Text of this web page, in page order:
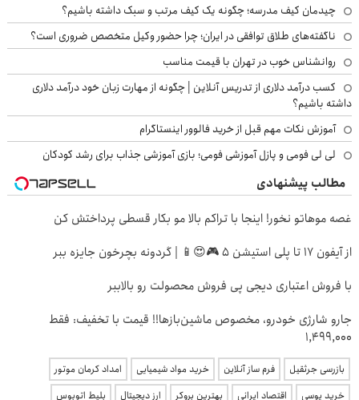
چیدمان کیف مدرسه؛ چگونه یک کیف مرتب و سبک داشته باشیم؟
ناگفته‌های طلاق توافقی در ایران؛ چرا حضور وکیل متخصص ضروری است؟
روانشناس خوب در تهران با قیمت مناسب
کسب درآمد دلاری از تدریس آنلاین | چگونه از مهارت زبان خود درآمد دلاری
داشته باشیم؟
آموزش نکات مهم قبل از خرید فالوور اینستاگرام
لی لی فومی و پازل آموزشی فومی؛ بازی آموزشی جذاب برای رشد کودکان
مطالب پیشنهادی
غصه موهاتو نخور! اینجا با تراکم بالا مو بکار قسطی پرداختش کن
از آیفون 17 تا پلی استیشن 5 🎮😍📱 | گردونه بچرخون جایزه ببر
با فروش اعتباری دیجی پی فروش محصولت رو بالاببر
جارو شارژی خودرو، مخصوص ماشین‌باز‌ها!! قیمت با تخفیف: فقط
1,499,000
بازرسی جرثقیل فرم ساز آنلاین خرید مواد شیمیایی
امداد کرمان موتور
خرید یوسی
اقتصاد ایرانی بهترین بروکر ارز دیجیتال بلیط اتوبوس